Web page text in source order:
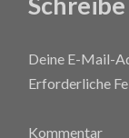
Deine E-Mail-
Erforderliche
Kommentar